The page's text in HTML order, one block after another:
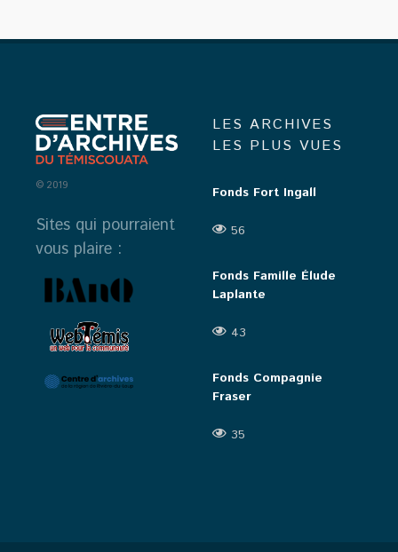
© 2019
Sites qui pourraient
vous plaire :
LES ARCHIVES
LES PLUS VUES
Fonds Fort Ingall
56
Fonds Famille Élude
Laplante
43
Fonds Compagnie
Fraser
35